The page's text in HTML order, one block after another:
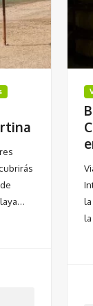
la